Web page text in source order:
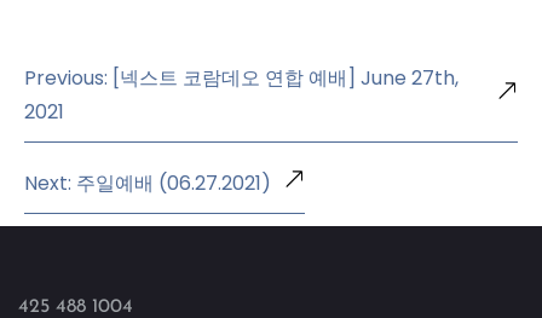
Previous: [넥스트 코람데오 연합 예배] June 27th,
2021
Next: 주일예배 (06.27.2021)
425 488 1004